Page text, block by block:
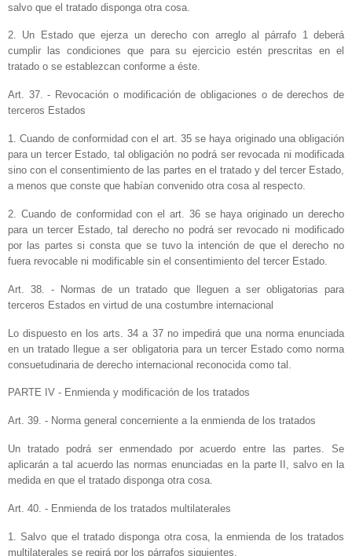
salvo que el tratado disponga otra cosa.
2. Un Estado que ejerza un derecho con arreglo al párrafo 1 deberá
cumplir las condiciones que para su ejercicio estén prescritas en el
tratado o se establezcan conforme a éste.
Art. 37. - Revocación o modificación de obligaciones o de derechos de
terceros Estados
1. Cuando de conformidad con el art. 35 se haya originado una obligación
para un tercer Estado, tal obligación no podrá ser revocada ni modificada
sino con el consentimiento de las partes en el tratado y del tercer Estado,
a menos que conste que habían convenido otra cosa al respecto.
2. Cuando de conformidad con el art. 36 se haya originado un derecho
para un tercer Estado, tal derecho no podrá ser revocado ni modificado
por las partes si consta que se tuvo la intención de que el derecho no
fuera revocable ni modificable sin el consentimiento del tercer Estado.
Art. 38. - Normas de un tratado que lleguen a ser obligatorias para
terceros Estados en virtud de una costumbre internacional
Lo dispuesto en los arts.34 a 37 no impedirá que una norma enunciada
en un tratado llegue a ser obligatoria para un tercer Estado como norma
consuetudinaria de derecho internacional reconocida como tal.
PARTE IV - Enmienda y modificación de los tratados
Art. 39. - Norma general concerniente a la enmienda de los tratados
Un tratado podrá ser enmendado por acuerdo entre las partes. Se
aplicarán a tal acuerdo las normas enunciadas en la parte II, salvo en la
medida en que el tratado disponga otra cosa.
Art. 40. - Enmienda de los tratados multilaterales
1. Salvo que el tratado disponga otra cosa, la enmienda de los tratados
multilaterales se regirá por los párrafos siguientes.